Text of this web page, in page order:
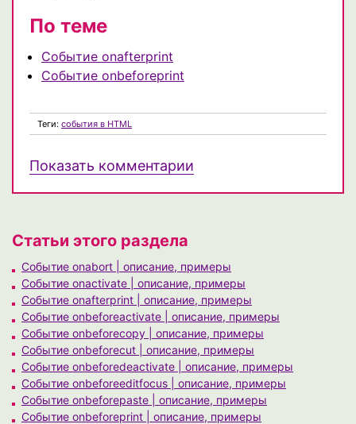
По теме
Событие onafterprint
Событие onbeforeprint
Теги: события в HTML
Показать комментарии
Статьи этого раздела
Событие onabort | описание, примеры
Событие onactivate | описание, примеры
Событие onafterprint | описание, примеры
Событие onbeforeactivate | описание, примеры
Событие onbeforecopy | описание, примеры
Событие onbeforecut | описание, примеры
Событие onbeforedeactivate | описание, примеры
Событие onbeforeeditfocus | описание, примеры
Событие onbeforepaste | описание, примеры
Событие onbeforeprint | описание, примеры